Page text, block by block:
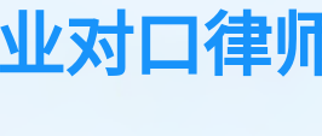
对口律